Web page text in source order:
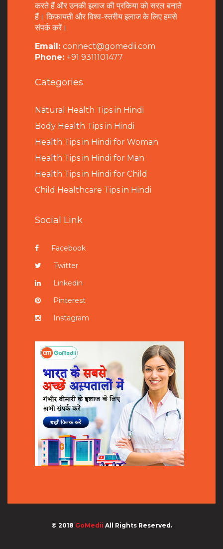
करते हैं और उनकी इलाज की प्रकिया को सरल बनाते
हैं। किफ़ायती और विश्व-स्तरीय इलाज के लिए हमसे
संपर्क करें।
Email: connect@gomedii.com
Phone: +91 9311101477
Categories
Natural Health Tips in Hindi
Body Health Tips in Hindi
Health Tips in Hindi for Woman
Health Tips in Hindi for Man
Health Tips in Hindi for Child
Child Healthcare Tips in Hindi
Social Link
Facebook
Twitter
Linkedin
Pinterest
Instagram
© 2018 GoMedii All Rights Reserved.